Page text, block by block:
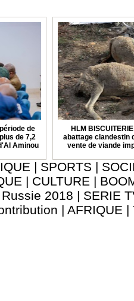
de
de 7,2
Aminou
HLM
abattage clandestin
vente de viande
| SPORTS |
| CULTURE |
2018 | SERIE
| AFRIQUE |